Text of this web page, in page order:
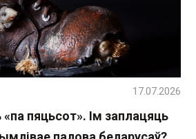
«па пяцьсот». Ім заплацяць
17.07.2026